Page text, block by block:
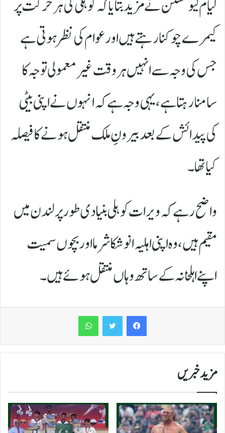
لیام لیونگسٹن نے مزید بتایا کہ کوہلی کی ہر حرکت پر
کیمرے چوکنا رہتے ہیں اور عوام کی نظر ہوتی ہے
جس کی وجہ سے انہیں ہر وقت غیر معمولی توجہ کا
سامنا رہتا ہے، یہی وجہ ہے کہ انہوں نے اپنی بیٹی
کی پیدائش کے بعد بیرونِ ملک منتقل ہونے کا فیصلہ
کیا تھا۔
واضح رہے کہ ویرات کوہلی بنیادی طور پر لندن میں
مقیم ہیں، وہ اپنی اہلیہ انوشکا شرما اور بچوں سمیت
اپنے اہلخانہ کے ساتھ وہاں منتقل ہوئے ہیں۔
WhatsApp
مزید خبریں